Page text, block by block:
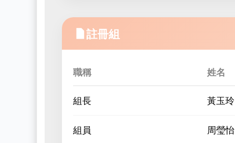
註冊組
職稱 姓名
組長 黃玉玲
組員 周瑩怡